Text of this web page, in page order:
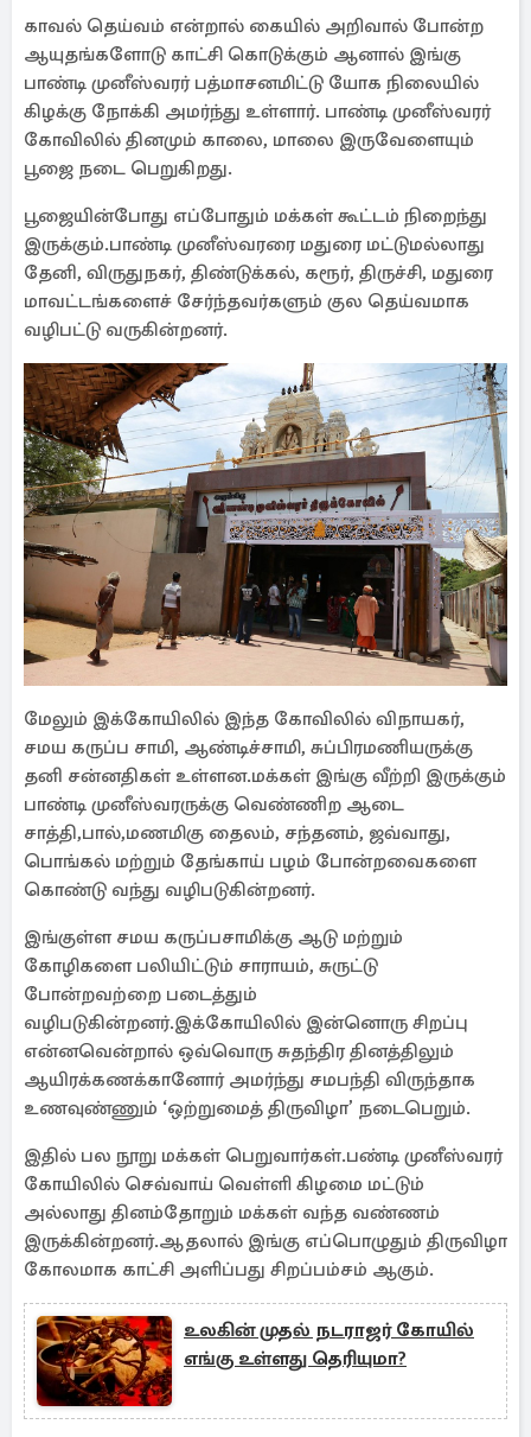
காவல் தெய்வம் என்றால் கையில் அறிவால் போன்ற
ஆயுதங்களோடு காட்சி கொடுக்கும் ஆனால் இங்கு
பாண்டி முனீஸ்வரர் பத்மாசனமிட்டு யோக நிலையில்
கிழக்கு நோக்கி அமர்ந்து உள்ளார். பாண்டி முனீஸ்வரர்
கோவிலில் தினமும் காலை, மாலை இருவேளையும்
பூஜை நடை பெறுகிறது.
பூஜையின்போது எப்போதும் மக்கள் கூட்டம் நிறைந்து
இருக்கும்.பாண்டி முனீஸ்வரரை மதுரை மட்டுமல்லாது
தேனி, விருதுநகர், திண்டுக்கல், கரூர், திருச்சி, மதுரை
மாவட்டங்களைச் சேர்ந்தவர்களும் குல தெய்வமாக
வழிபட்டு வருகின்றனர்.
மேலும் இக்கோயிலில் இந்த கோவிலில் விநாயகர்,
சமய கருப்ப சாமி, ஆண்டிச்சாமி, சுப்பிரமணியருக்கு
தனி சன்னதிகள் உள்ளன.மக்கள் இங்கு வீற்றி இருக்கும்
பாண்டி முனீஸ்வரருக்கு வெண்ணிற ஆடை
சாத்தி,பால்,மணமிகு தைலம், சந்தனம், ஜவ்வாது,
பொங்கல் மற்றும் தேங்காய் பழம் போன்றவைகளை
கொண்டு வந்து வழிபடுகின்றனர்.
இங்குள்ள சமய கருப்பசாமிக்கு ஆடு மற்றும்
கோழிகளை பலியிட்டும் சாராயம், சுருட்டு
போன்றவற்றை படைத்தும்
வழிபடுகின்றனர்.இக்கோயிலில் இன்னொரு சிறப்பு
என்னவென்றால் ஒவ்வொரு சுதந்திர தினத்திலும்
ஆயிரக்கணக்கானோர் அமர்ந்து சமபந்தி விருந்தாக
உணவுண்ணும் ‘ஒற்றுமைத் திருவிழா’ நடைபெறும்.
இதில் பல நூறு மக்கள் பெறுவார்கள்.பண்டி முனீஸ்வரர்
கோயிலில் செவ்வாய் வெள்ளி கிழமை மட்டும்
அல்லாது தினம்தோறும் மக்கள் வந்த வண்ணம்
இருக்கின்றனர்.ஆதலால் இங்கு எப்பொழுதும் திருவிழா
கோலமாக காட்சி அளிப்பது சிறப்பம்சம் ஆகும்.
உலகின் முதல் நடராஜர் கோயில்
எங்கு உள்ளது தெரியுமா?